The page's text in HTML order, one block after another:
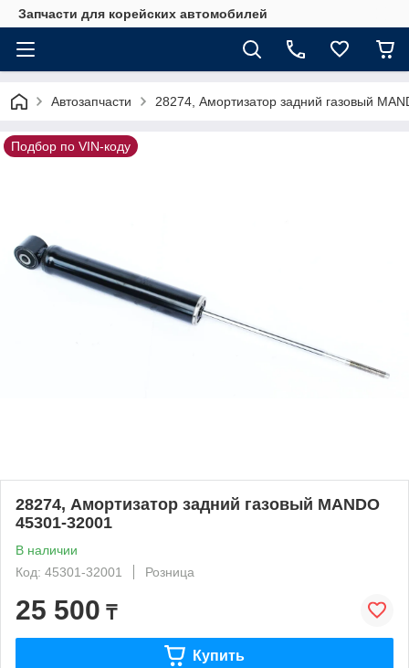
Запчасти для корейских автомобилей
Автозапчасти 28274, Амортизатор задний газовый
Подбор по VIN-коду
28274, Амортизатор задний газовый MANDO
45301-32001
В наличии
Код: 45301-32001
Розница
25 500 ₸
Купить